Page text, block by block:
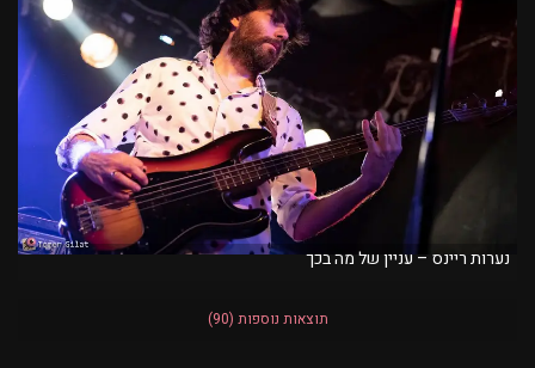
נערות ריינס – עניין של מה בכך
תוצאות נוספות (90)